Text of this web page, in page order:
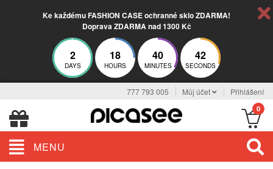
Ke každému FASHION CASE ochranné sklo ZDARMA!
Doprava ZDARMA nad 1300 Kč
2
DAYS
18
HOURS
40
MINUTES
41
SECONDS
777 793 005 Můj účet Přihlášení
0
MENU